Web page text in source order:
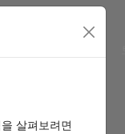
살펴보려면